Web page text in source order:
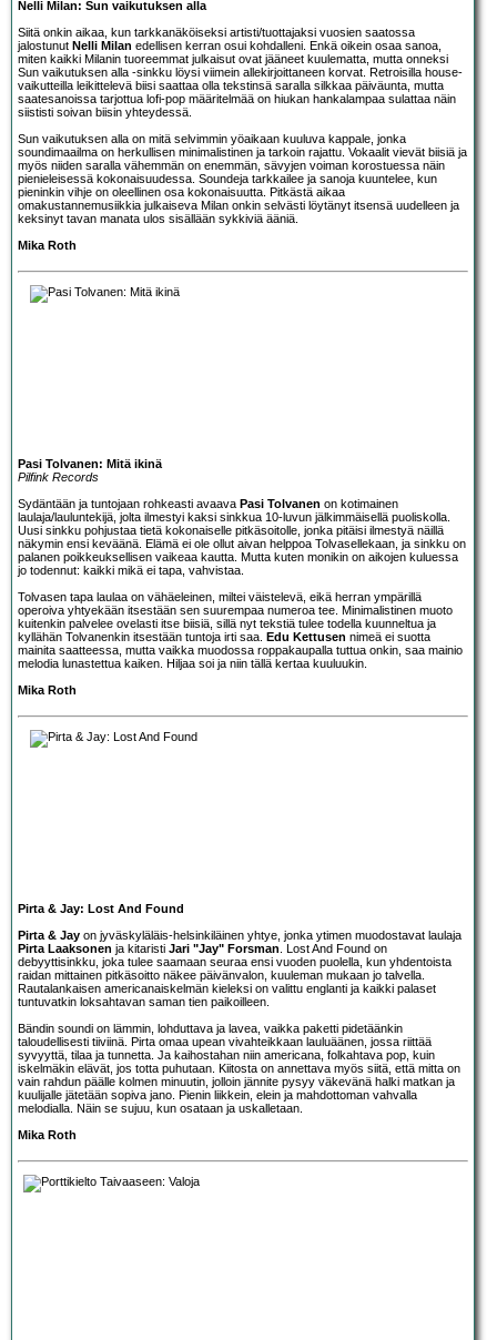
Nelli Milan: Sun vaikutuksen alla
Siitä onkin aikaa, kun tarkkanäköiseksi artisti/tuottajaksi vuosien saatossa
jalostunut Nelli Milan edellisen kerran osui kohdalleni. Enkä oikein osaa sanoa,
miten kaikki Milanin tuoreemmat julkaisut ovat jääneet kuulematta, mutta onneksi
Sun vaikutuksen alla -sinkku löysi viimein allekirjoittaneen korvat. Retroisilla house-
vaikutteilla leikittelevä biisi saattaa olla tekstinsä saralla silkkaa päiväunta, mutta
saatesanoissa tarjottua lofi-pop määritelmää on hiukan hankalampaa sulattaa näin
siististi soivan biisin yhteydessä.
Sun vaikutuksen alla on mitä selvimmin yöaikaan kuuluva kappale, jonka
soundimaailma on herkullisen minimalistinen ja tarkoin rajattu. Vokaalit vievät biisiä ja
myös niiden saralla vähemmän on enemmän, sävyjen voiman korostuessa näin
pienieleisessä kokonaisuudessa. Soundeja tarkkailee ja sanoja kuuntelee, kun
pieninkin vihje on oleellinen osa kokonaisuutta. Pitkästä aikaa
omakustannemusiikkia julkaiseva Milan onkin selvästi löytänyt itsensä uudelleen ja
keksinyt tavan manata ulos sisällään sykkiviä ääniä.
Mika Roth
Pasi Tolvanen: Mitä ikinä
Pilfink Records
Sydäntään ja tuntojaan rohkeasti avaava Pasi Tolvanen on kotimainen
laulaja/lauluntekijä, jolta ilmestyi kaksi sinkkua 10-luvun jälkimmäisellä puoliskolla.
Uusi sinkku pohjustaa tietä kokonaiselle pitkäsoitolle, jonka pitäisi ilmestyä näillä
näkymin ensi keväänä. Elämä ei ole ollut aivan helppoa Tolvasellekaan, ja sinkku on
palanen poikkeuksellisen vaikeaa kautta. Mutta kuten monikin on aikojen kuluessa
jo todennut: kaikki mikä ei tapa, vahvistaa.
Tolvasen tapa laulaa on vähäeleinen, miltei väistelevä, eikä herran ympärillä
operoiva yhtyekään itsestään sen suurempaa numeroa tee. Minimalistinen muoto
kuitenkin palvelee ovelasti itse biisiä, sillä nyt tekstiä tulee todella kuunneltua ja
kyllähän Tolvanenkin itsestään tuntoja irti saa. Edu Kettusen nimeä ei suotta
mainita saatteessa, mutta vaikka muodossa roppakaupalla tuttua onkin, saa mainio
melodia lunastettua kaiken. Hiljaa soi ja niin tällä kertaa kuuluukin.
Mika Roth
Pirta & Jay: Lost And Found
Pirta & Jay on jyväskyläläis-helsinkiläinen yhtye, jonka ytimen muodostavat laulaja
Pirta Laaksonen ja kitaristi Jari "Jay" Forsman . Lost And Found on
debyyttisinkku, joka tulee saamaan seuraa ensi vuoden puolella, kun yhdentoista
raidan mittainen pitkäsoitto näkee päivänvalon, kuuleman mukaan jo talvella.
Rautalankaisen americanaiskelmän kieleksi on valittu englanti ja kaikki palaset
tuntuvatkin loksahtavan saman tien paikoilleen.
Bändin soundi on lämmin, lohduttava ja lavea, vaikka paketti pidetäänkin
taloudellisesti tiiviinä. Pirta omaa upean vivahteikkaan lauluäänen, jossa riittää
syvyyttä, tilaa ja tunnetta. Ja kaihostahan niin americana, folkahtava pop, kuin
iskelmäkin elävät, jos totta puhutaan. Kiitosta on annettava myös siitä, että mitta on
vain rahdun päälle kolmen minuutin, jolloin jännite pysyy väkevänä halki matkan ja
kuulijalle jätetään sopiva jano. Pienin liikkein, elein ja mahdottoman vahvalla
melodialla. Näin se sujuu, kun osataan ja uskalletaan.
Mika Roth